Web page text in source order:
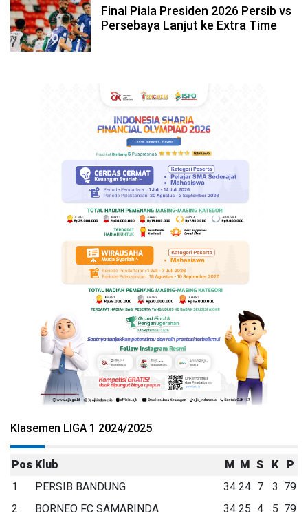
Final Piala Presiden 2026 Persib vs
Persebaya Lanjut ke Extra Time
Klasemen LIGA 1 2024/2025
Pos Klub M M S K
P
1
PERSIB BANDUNG 34 24 7 3 79
2
BORNEO FC SAMARINDA 34 25 4 5 79